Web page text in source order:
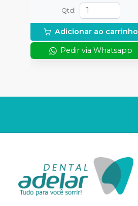
Qtd :
Adicionar ao carrinho
Pedir via Whatsapp